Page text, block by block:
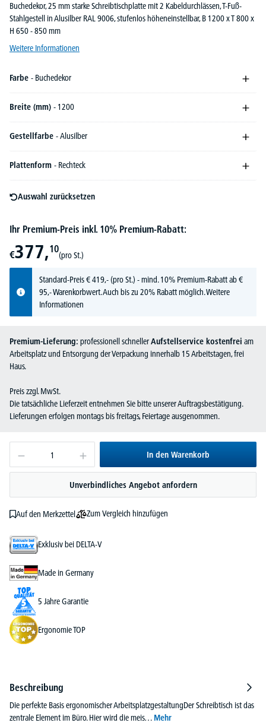
Buchedekor, 25 mm starke Schreibtischplatte mit 2 Kabeldurchlässen, T-Fuß-
Stahlgestell in Alusilber RAL 9006, stufenlos höheneinstellbar, B 1200 x T 800 x
H 650 - 850 mm
Weitere Informationen
Farbe - Buchedekor
Breite (mm) - 1200
Gestellfarbe - Alusilber
Plattenform - Rechteck
Auswahl zurücksetzen
Ihr Premium-Preis inkl. 10% Premium-Rabatt:
€377,10
(pro St.)
Standard-Preis€419,-(pro St.) - mind. 10% Premium-Rabatt ab €
95,- Warenkorbwert. Auch bis zu 20% Rabatt möglich.Weitere
Informationen
Premium-Lieferung: professionell schnellerAufstellservice kostenfrei am
Arbeitsplatz und Entsorgung der Verpackung innerhalb 15 Arbeitstagen, frei
Haus.
Preis zzgl. MwSt.
Die tatsächliche Lieferzeit entnehmen Sie bitte unserer Auftragsbestätigung.
Lieferungen erfolgen montags bis freitags, Feiertage ausgenommen.
In den Warenkorb
Unverbindliches Angebot anfordern
Auf den Merkzettel Zum Vergleich hinzufügen
Exklusiv bei DELTA-V
Made in Germany
5 Jahre Garantie
Ergonomie TOP
Beschreibung
Die perfekte Basis ergonomischer ArbeitsplatzgestaltungDer Schreibtisch ist das
zentrale Element im Büro. Hier wird die meis… Mehr